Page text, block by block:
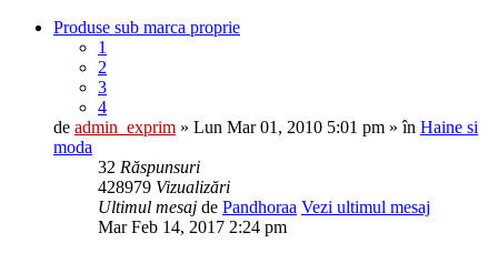
Produse sub marca proprie
1
2
3
4
de admin_exprim » Lun Mar 01, 2010 5:01 pm » în Haine si
moda
32 Răspunsuri
428979 Vizualizări
Ultimul mesaj de Pandhoraa Vezi ultimul mesaj
Mar Feb 14, 2017 2:24 pm